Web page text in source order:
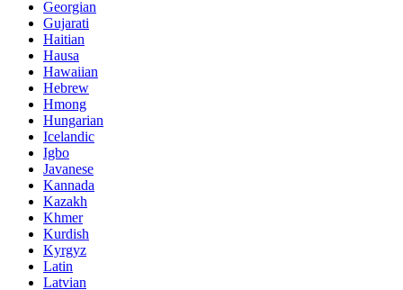
Georgian
Gujarati
Haitian
Hausa
Hawaiian
Hebrew
Hmong
Hungarian
Icelandic
Igbo
Javanese
Kannada
Kazakh
Khmer
Kurdish
Kyrgyz
Latin
Latvian